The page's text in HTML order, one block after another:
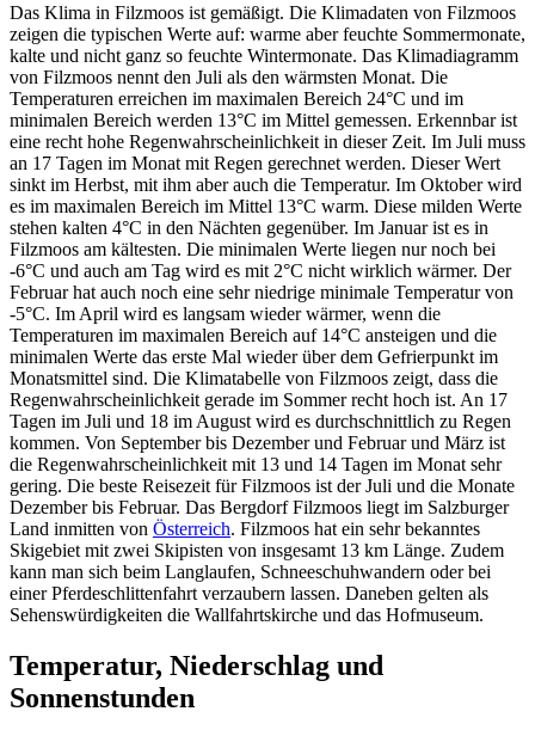
Das Klima in Filzmoos ist gemäßigt. Die Klimadaten von Filzmoos
zeigen die typischen Werte auf: warme aber feuchte Sommermonate,
kalte und nicht ganz so feuchte Wintermonate. Das Klimadiagramm
von Filzmoos nennt den Juli als den wärmsten Monat. Die
Temperaturen erreichen im maximalen Bereich 24°C und im
minimalen Bereich werden 13°C im Mittel gemessen. Erkennbar ist
eine recht hohe Regenwahrscheinlichkeit in dieser Zeit. Im Juli muss
an 17 Tagen im Monat mit Regen gerechnet werden. Dieser Wert
sinkt im Herbst, mit ihm aber auch die Temperatur. Im Oktober wird
es im maximalen Bereich im Mittel 13°C warm. Diese milden Werte
stehen kalten 4°C in den Nächten gegenüber. Im Januar ist es in
Filzmoos am kältesten. Die minimalen Werte liegen nur noch bei
-6°C und auch am Tag wird es mit 2°C nicht wirklich wärmer. Der
Februar hat auch noch eine sehr niedrige minimale Temperatur von
-5°C. Im April wird es langsam wieder wärmer, wenn die
Temperaturen im maximalen Bereich auf 14°C ansteigen und die
minimalen Werte das erste Mal wieder über dem Gefrierpunkt im
Monatsmittel sind. Die Klimatabelle von Filzmoos zeigt, dass die
Regenwahrscheinlichkeit gerade im Sommer recht hoch ist. An 17
Tagen im Juli und 18 im August wird es durchschnittlich zu Regen
kommen. Von September bis Dezember und Februar und März ist
die Regenwahrscheinlichkeit mit 13 und 14 Tagen im Monat sehr
gering. Die beste Reisezeit für Filzmoos ist der Juli und die Monate
Dezember bis Februar. Das Bergdorf Filzmoos liegt im Salzburger
Land inmitten von Österreich. Filzmoos hat ein sehr bekanntes
Skigebiet mit zwei Skipisten von insgesamt 13 km Länge. Zudem
kann man sich beim Langlaufen, Schneeschuhwandern oder bei
einer Pferdeschlittenfahrt verzaubern lassen. Daneben gelten als
Sehenswürdigkeiten die Wallfahrtskirche und das Hofmuseum.
Temperatur, Niederschlag und
Sonnenstunden